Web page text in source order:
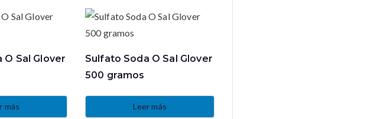
O Sal Glover
más
Sulfato Soda O Sal Glover
500 gramos
Leer más